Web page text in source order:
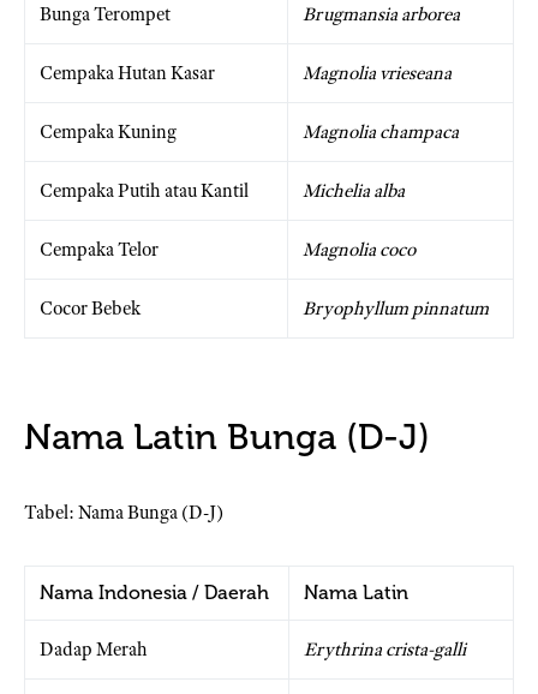
Bunga Terompet Brugmansia arborea
Cempaka Hutan Kasar Magnolia vrieseana
Cempaka Kuning Magnolia champaca
Cempaka Putih atau Kantil Michelia alba
Cempaka Telor Magnolia coco
Cocor Bebek Bryophyllum pinnatum
Nama Latin Bunga (D-J)
Tabel: Nama Bunga (D-J)
Nama Indonesia / Daerah Nama Latin
Dadap Merah Erythrina crista-galli